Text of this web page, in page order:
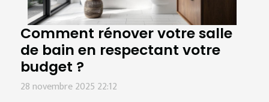
Comment rénover votre salle
de bain en respectant votre
budget ?
28 novembre 2025 22:12